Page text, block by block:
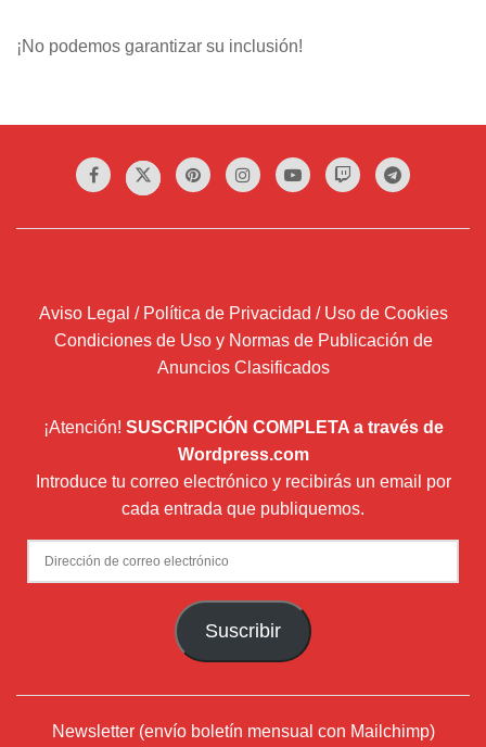
¡No podemos garantizar su inclusión!
Aviso Legal / Política de Privacidad / Uso de Cookies
Condiciones de Uso y Normas de Publicación de
Anuncios Clasificados
¡Atención! SUSCRIPCIÓN COMPLETA a través de
Wordpress.com
Introduce tu correo electrónico y recibirás un email por
cada entrada que publiquemos.
Dirección
de
Suscribir
Newsletter (envío boletín mensual con Mailchimp)